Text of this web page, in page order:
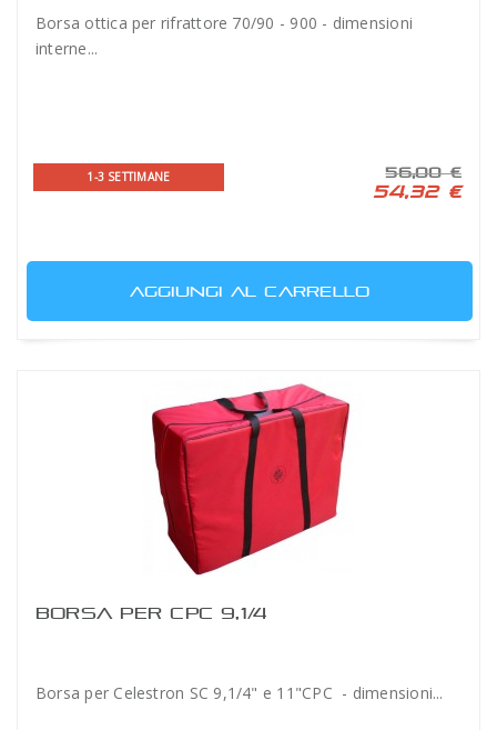
Borsa ottica per rifrattore 70/90 - 900 - dimensioni
interne...
1-3 SETTIMANE 56,00 €
54,32 €
AGGIUNGI AL CARRELLO
BORSA PER CPC 9,1/4
Borsa per Celestron SC 9,1/4" e 11"CPC - dimensioni...